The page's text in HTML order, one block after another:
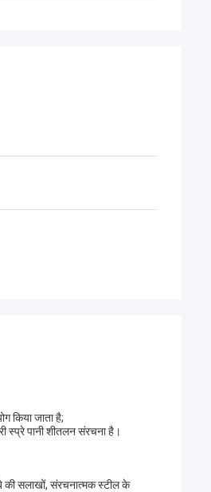
किया जाता है;
स्प्रे पानी शीतलन संरचना है।
की सलाखों, संरचनात्मक स्टील के